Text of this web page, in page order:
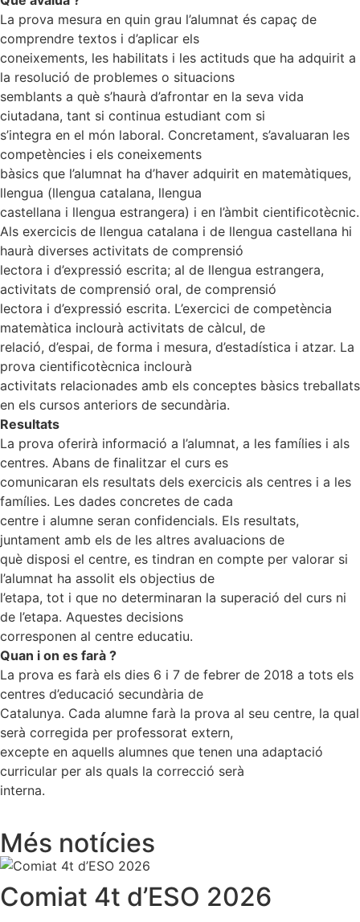
La prova mesura en quin grau l’alumnat és capaç de
comprendre textos i d’aplicar els
coneixements, les habilitats i les actituds que ha adquirit a
la resolució de problemes o situacions
semblants a què s’haurà d’afrontar en la seva vida
ciutadana, tant si continua estudiant com si
s’integra en el món laboral. Concretament, s’avaluaran les
competències i els coneixements
bàsics que l’alumnat ha d’haver adquirit en matemàtiques,
llengua (llengua catalana, llengua
castellana i llengua estrangera) i en l’àmbit cientificotècnic.
Als exercicis de llengua catalana i de llengua castellana hi
haurà diverses activitats de comprensió
lectora i d’expressió escrita; al de llengua estrangera,
activitats de comprensió oral, de comprensió
lectora i d’expressió escrita. L’exercici de competència
matemàtica inclourà activitats de càlcul, de
relació, d’espai, de forma i mesura, d’estadística i atzar. La
prova cientificotècnica inclourà
activitats relacionades amb els conceptes bàsics treballats
en els cursos anteriors de secundària.
Resultats
La prova oferirà informació a l’alumnat, a les famílies i als
centres. Abans de finalitzar el curs es
comunicaran els resultats dels exercicis als centres i a les
famílies. Les dades concretes de cada
centre i alumne seran confidencials. Els resultats,
juntament amb els de les altres avaluacions de
què disposi el centre, es tindran en compte per valorar si
l’alumnat ha assolit els objectius de
l’etapa, tot i que no determinaran la superació del curs ni
de l’etapa. Aquestes decisions
corresponen al centre educatiu.
Quan i on es farà ?
La prova es farà els dies 6 i 7 de febrer de 2018 a tots els
centres d’educació secundària de
Catalunya. Cada alumne farà la prova al seu centre, la qual
serà corregida per professorat extern,
excepte en aquells alumnes que tenen una adaptació
curricular per als quals la correcció serà
interna.
Més notícies
Comiat 4t d’ESO 2026